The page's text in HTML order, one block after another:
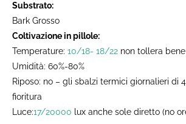
Substrato:
Bark Grosso
Coltivazione in pillole:
Temperature: 10/18- 18/22 non tollera
Umidità: 60%-80%
Riposo: no – gli sbalzi termici giornalieri di
fioritura
Luce:17/20000 lux anche sole diretto (no